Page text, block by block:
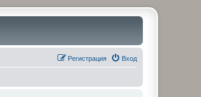
Вход
Регистрация